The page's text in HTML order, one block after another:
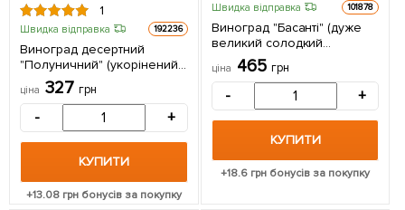
1
Швидка відправка 192236
Виноград десертний
"Полуничний" (укорінений
саджанець у контейнері) 1
саджанець в упаковці
ціна 327 грн
- +
КУПИТИ
+13.08грн бонусів за покупку
Швидка відправка 101878
Виноград "Басанті" (дуже
великий солодкий
виноград з персиковими
нотками) 1 саджанець в
ціна 465 грн
- +
КУПИТИ
+18.6 грн бонусів за покупку